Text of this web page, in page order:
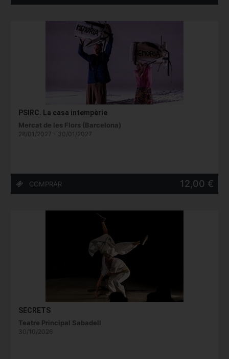
PSIRC. La casa intempèrie
Mercat de les Flors (Barcelona)
28/01/2027 - 30/01/2027
12,00 €
SECRETS
Teatre Principal Sabadell
30/10/2026